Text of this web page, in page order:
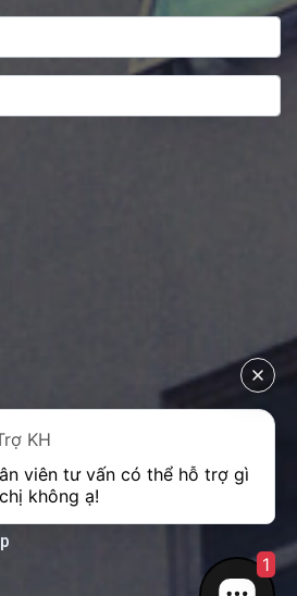
KH
viên tư vấn có thể hỗ trợ gì
không ạ!
1